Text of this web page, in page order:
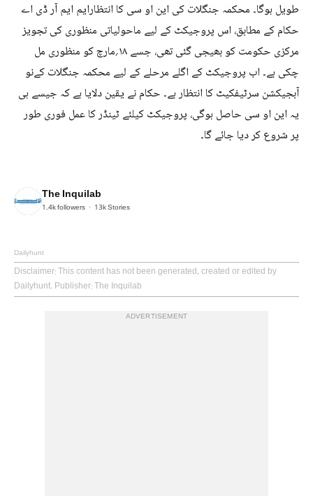
طویل ہوگا۔ محکمہ جنگلات کی این او سی کا انتظارایم ایم آر ڈی اے
حکام کے مطابق، اس پروجیکٹ کے لیے ماحولیاتی منظوری کی تجویز
مرکزی حکومت کو بھیجی گئی تھی، جسے ۱۸؍مارچ کو منظوری مل
چکی ہے۔ اب پروجیکٹ کے اگلے مرحلے کے لیے محکمہ جنگلات کےنو
آبجیکشن سرٹیفکیٹ کا انتظار ہے۔ حکام نے یقین دلایا ہے کہ جیسے ہی
یہ این او سی حاصل ہوگی، پروجیکٹ کیلئے ٹینڈر کا عمل فوری طور
پر شروع کر دیا جائے گا۔
The Inquilab
1.4kfollowers 13kStories
Dailyhunt
Disclaimer: This content has not been generated, created or edited by
Dailyhunt. Publisher: The Inquilab
ADVERTISEMENT